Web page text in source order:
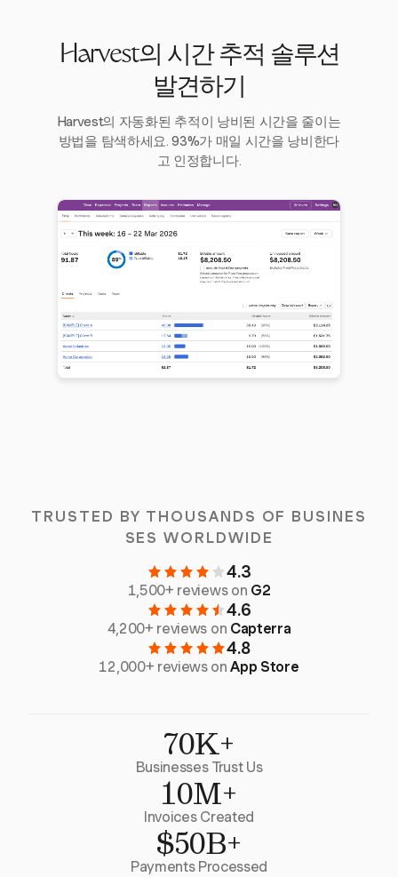
Harvest의 시간 추적 솔루션
발견하기
Harvest의 자동화된 추적이 낭비된 시간을 줄이는
방법을 탐색하세요. 93%가 매일 시간을 낭비한다
고 인정합니다.
TRUSTED BY THOUSANDS OF BUSINES
SES WORLDWIDE
4.3
1,500+ reviews on G2
4.6
4,200+ reviews on Capterra
4.8
12,000+ reviews onApp Store
70K+
Businesses Trust Us
10M+
Invoices Created
$50B+
Payments Processed